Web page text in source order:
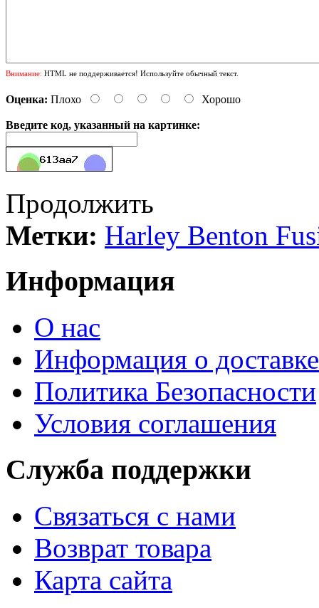
Внимание: HTML не поддерживается! Используйте обычный текст.
Оценка: Плохо Хорошо
Введите код, указанный на картинке:
Продолжить
Метки: Harley Benton
Информация
О нас
Информация о доставке
Политика Безопасности
Условия соглашения
Служба поддержки
Связаться с нами
Возврат товара
Карта сайта